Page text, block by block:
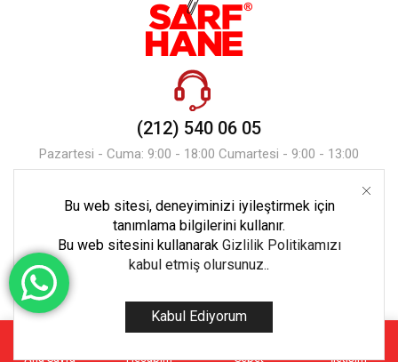
(212) 540 06 05
Pazartesi - Cuma: 9:00 - 18:00 Cumartesi - 9:00 - 13:00
Mesaj Gönder
Copyright © 2023 Tüm Hakları Ekoset Bilişim’e Aittir.
Ana Sayfa Hesabım Sepet İletişim
Bu web sitesi, deneyiminizi iyileştirmek için
tanımlama bilgilerini kullanır.
Bu web sitesini kullanarak Gizlilik Politikamızı
kabul etmiş olursunuz..
Kabul Ediyorum